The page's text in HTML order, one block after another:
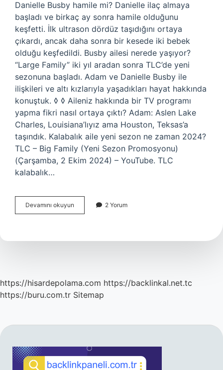
Danielle Busby hamile mi? Danielle ilaç almaya
başladı ve birkaç ay sonra hamile olduğunu
keşfetti. İlk ultrason dördüz taşıdığını ortaya
çıkardı, ancak daha sonra bir kesede iki bebek
olduğu keşfedildi. Busby ailesi nerede yaşıyor?
“Large Family” iki yıl aradan sonra TLC’de yeni
sezonuna başladı. Adam ve Danielle Busby ile
ilişkileri ve altı kızlarıyla yaşadıkları hayat hakkında
konuştuk. ◊ ◊ Aileniz hakkında bir TV programı
yapma fikri nasıl ortaya çıktı? Adam: Aslen Lake
Charles, Louisiana’lıyız ama Houston, Teksas’a
taşındık. Kalabalık aile yeni sezon ne zaman 2024?
TLC – Big Family (Yeni Sezon Promosyonu)
(Çarşamba, 2 Ekim 2024) – YouTube. TLC
kalabalık…
Devamını okuyun
Kalabalık
Kişi
2 Yorum
https://hisardepolama.com https://backlinkal.net.tc
https://buru.com.tr Sitemap
SIDEBAR